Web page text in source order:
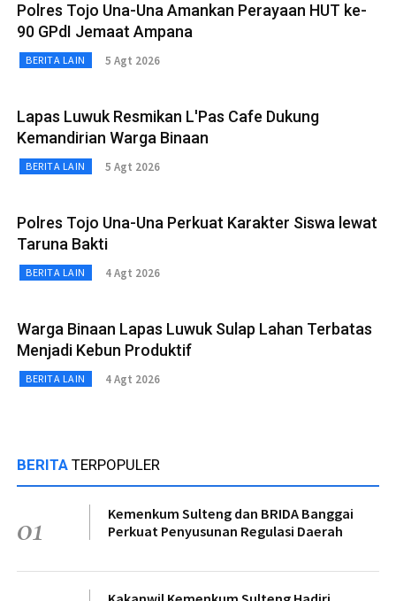
Polres Tojo Una-Una Amankan Perayaan HUT ke-
90 GPdI Jemaat Ampana
BERITA LAIN 5 Agt 2026
Lapas Luwuk Resmikan L'Pas Cafe Dukung
Kemandirian Warga Binaan
BERITA LAIN 5 Agt 2026
Polres Tojo Una-Una Perkuat Karakter Siswa lewat
Taruna Bakti
BERITA LAIN 4 Agt 2026
Warga Binaan Lapas Luwuk Sulap Lahan Terbatas
Menjadi Kebun Produktif
BERITA LAIN 4 Agt 2026
BERITA TERPOPULER
01
Kemenkum Sulteng dan BRIDA Banggai
Perkuat Penyusunan Regulasi Daerah